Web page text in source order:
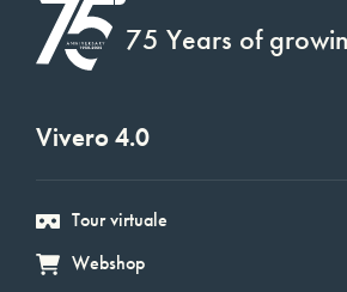
75 Years of
Vivero 4.0
Tour virtuale
Webshop